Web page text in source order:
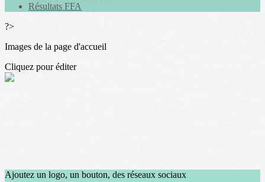
Résultats FFA
?>
Images de la page d'accueil
Cliquez pour éditer
Ajoutez un logo, un bouton, des réseaux sociaux